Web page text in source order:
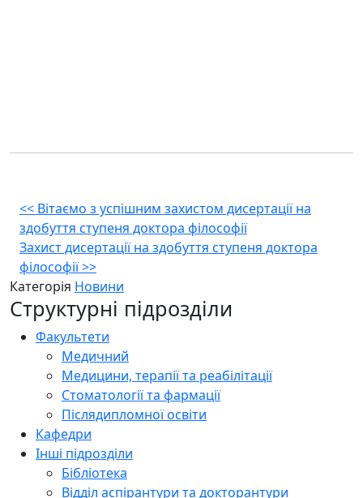
Навігація
записів
<< Вітаємо з успішним захистом дисертації на
здобуття ступеня доктора філософії
Захист дисертації на здобуття ступеня доктора
філософії>>
Категорія Новини
Структурні підрозділи
Факультети
Медичний
Медицини, терапії та реабілітації
Стоматології та фармації
Післядипломної освіти
Кафедри
Інші підрозділи
Бібліотека
Відділ аспірантури та докторантури